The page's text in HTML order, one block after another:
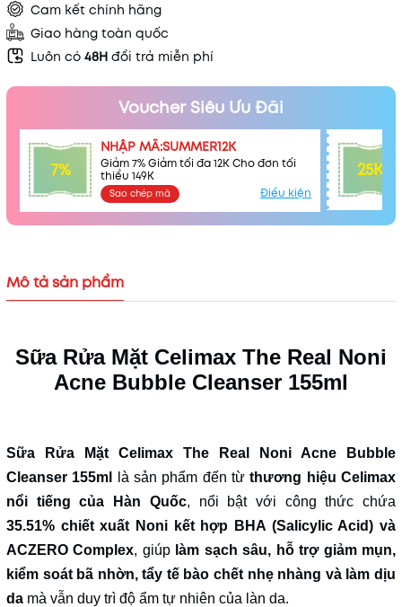
Cam kết chính hãng
Giao hàng toàn quốc
Luôn có 48H đổi trả miễn phí
Voucher Siêu Ưu Đãi
7%
NHẬP MÃ:SUMMER12K
Giảm 7% Giảm tối đa 12K Cho đơn tối
thiểu 149K
Sao chép mã Điều kiện
25K
Mã khuyến mãi:
Mô tả sản phẩm
Sữa Rửa Mặt Celimax The Real Noni
Acne Bubble Cleanser 155ml
Sữa Rửa Mặt Celimax The Real Noni Acne Bubble
Cleanser 155ml
là sản phẩm đến từthương hiệu Celimax
nổi tiếng của Hàn Quốc, nổi bật với công thức chứa
35.51% chiết xuất Noni kết hợp BHA (Salicylic Acid) và
ACZERO Complex, giúp làm sạch sâu, hỗ trợ giảm mụn,
kiểm soát bã nhờn, tẩy tế bào chết nhẹ nhàng và làm dịu
da mà vẫn duy trì độ ẩm tự nhiên của làn da.